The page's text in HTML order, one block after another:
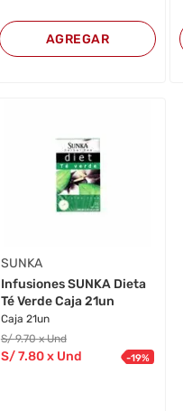
AGREGAR
SUNKA
Infusiones SUNKA Dieta
Té Verde Caja 21un
Caja 21un
S/9.70 x Und
S/7.80x Und -19%